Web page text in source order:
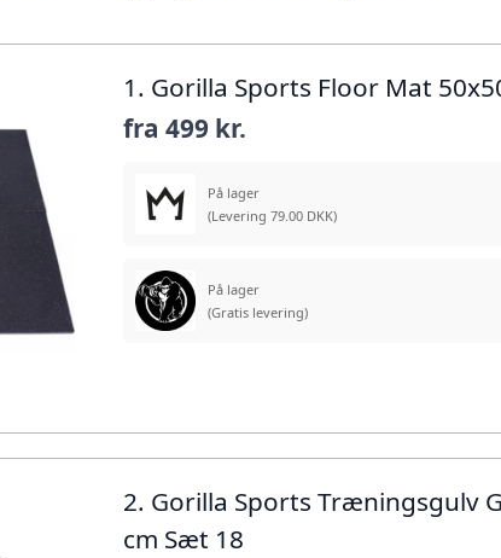
1. Gorilla Sports Floor Mat
fra499 kr.
På lager
(Levering 79.00 DKK)
På lager
(Gratis levering)
2. Gorilla Sports Træningsgulv
cm Sæt 18